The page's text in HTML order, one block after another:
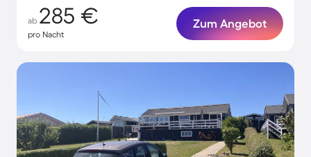
ab 285 €
pro Nacht
Zum Angebot